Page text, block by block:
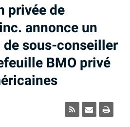
privée de
annonce un
sous-conseiller
BMO privé